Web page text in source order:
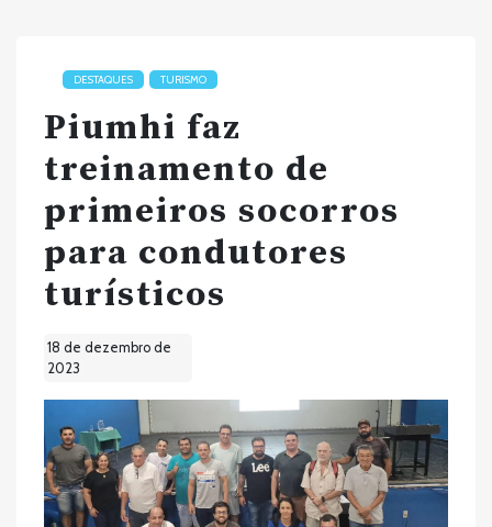
DESTAQUES TURISMO
Piumhi faz
treinamento de
primeiros socorros
para condutores
turísticos
18 de dezembro de
2023